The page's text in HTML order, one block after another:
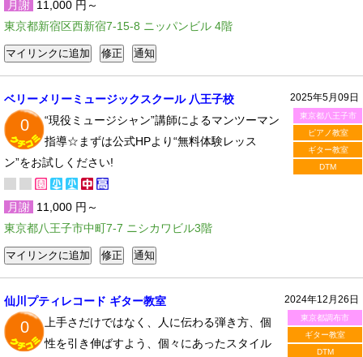
月謝 11,000 円～
東京都新宿区西新宿7-15-8 ニッパンビル 4階
2025年5月09日
東京都八王子市
ピアノ教室
ギター教室
DTM
ベリーメリーミュージックスクール 八王子校
0
“現役ミュージシャン”講師によるマンツーマン
指導☆まずは公式HPより“無料体験レッス
ン”をお試しください!
月謝 11,000 円～
東京都八王子市中町7-7 ニシカワビル3階
2024年12月26日
東京都調布市
ギター教室
DTM
仙川プティレコード ギター教室
0
上手さだけではなく、人に伝わる弾き方、個
性を引き伸ばすよう、個々にあったスタイル